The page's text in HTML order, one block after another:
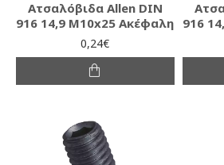
Ατσαλόβιδα Allen DIN
916 14,9 M10x25 Ακέφαλη
0,24€
916